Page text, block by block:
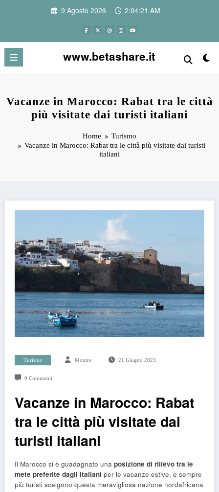
9 Agosto 2026 2:04:21 AM
www.betashare.it
Vacanze in Marocco: Rabat tra le città
più visitate dai turisti italiani
Home
Turismo
Vacanze in Marocco: Rabat tra le città più visitate dai turisti
italiani
Turismo Montre 21 Giugno 2023
0 Commenti
Vacanze in Marocco: Rabat
tra le città più visitate dai
turisti italiani
Il Marocco si è guadagnato una posizione di rilievo tra le
mete preferite dagli italiani per le vacanze estive, e sempre
più turisti scelgono questa meravigliosa nazione nordafricana